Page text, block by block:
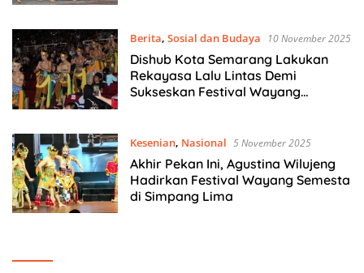
Berita, Sosial dan Budaya 10 November 2025
Dishub Kota Semarang Lakukan
Rekayasa Lalu Lintas Demi
Sukseskan Festival Wayang
Kesenian, Nasional 5 November 2025
Akhir Pekan Ini, Agustina Wilujeng
Hadirkan Festival Wayang Semesta
di Simpang Lima